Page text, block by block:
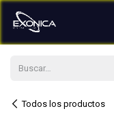
Ir al contenido
Todos los productos